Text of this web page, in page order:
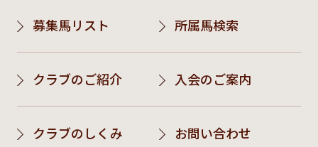
募集馬リスト 所属馬検索
クラブのご紹介 入会のご案内
クラブのしくみ お問い合わせ